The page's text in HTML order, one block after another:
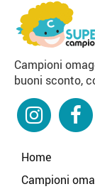
Campioni
buoni sconto,
Home
Campioni